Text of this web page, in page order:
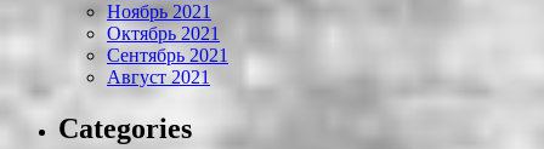
Ноябрь 2021
Октябрь 2021
Сентябрь 2021
Август 2021
Categories